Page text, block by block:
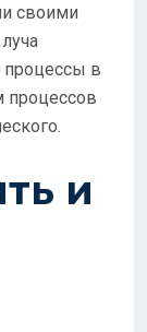
своими
процессы в
процессов
и